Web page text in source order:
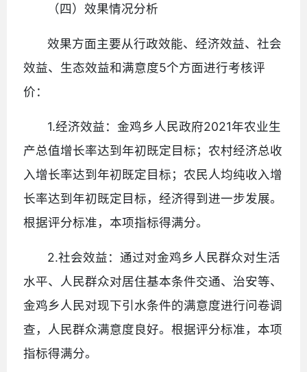
（四）效果情况分析
效果方面主要从行政效能、经济效益、社会
效益、生态效益和满意度5个方面进行考核评
价：
1.经济效益：金鸡乡人民政府2021年农业生
产总值增长率达到年初既定目标；农村经济总收
入增长率达到年初既定目标；农民人均纯收入增
长率达到年初既定目标，经济得到进一步发展。
根据评分标准，本项指标得满分。
2.社会效益：通过对金鸡乡人民群众对生活
水平、人民群众对居住基本条件交通、治安等、
金鸡乡人民对现下引水条件的满意度进行问卷调
查，人民群众满意度良好。根据评分标准，本项
指标得满分。